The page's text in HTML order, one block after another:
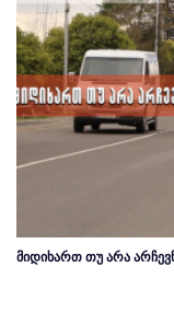
მიდიხართ თუ არა